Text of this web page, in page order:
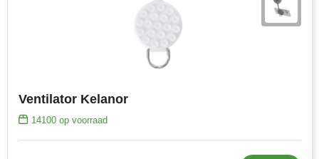
Ventilator Kelanor
14100op voorraad